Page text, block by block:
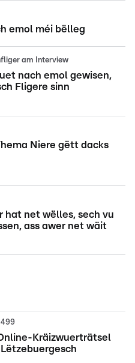
emol méi bëlleg
am Interview
nach emol gewisen,
Fligere sinn
Niere gëtt dacks
hat net wëlles, sech vu
ass awer net wäit
499
Kräizwuerträtsel